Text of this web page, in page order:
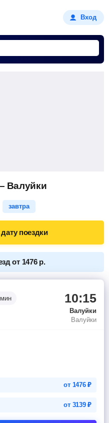
Вход
Валуйки
завтра
поездки
от 1476 р.
мин 10:15
Валуйки
Валуйки
от 1476₽
от 3139₽